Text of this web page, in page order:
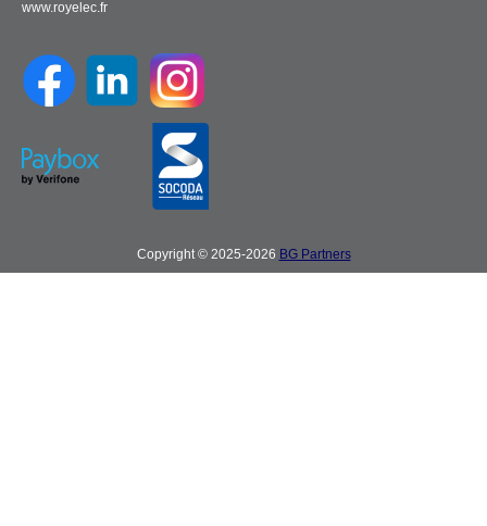
www.royelec.fr
Copyright © 2025-2026 BG Partners